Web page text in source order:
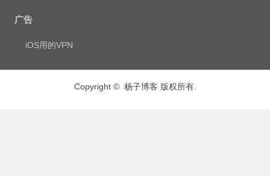
广告
iOS用的VPN
Copyright © 杨子博客 版权所有.